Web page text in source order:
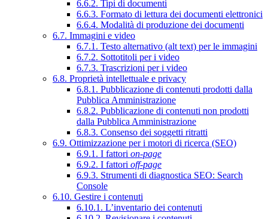
6.6.2. Tipi di documenti
6.6.3. Formato di lettura dei documenti elettronici
6.6.4. Modalità di produzione dei documenti
6.7. Immagini e video
6.7.1. Testo alternativo (alt text) per le immagini
6.7.2. Sottotitoli per i video
6.7.3. Trascrizioni per i video
6.8. Proprietà intellettuale e privacy
6.8.1. Pubblicazione di contenuti prodotti dalla
Pubblica Amministrazione
6.8.2. Pubblicazione di contenuti non prodotti
dalla Pubblica Amministrazione
6.8.3. Consenso dei soggetti ritratti
6.9. Ottimizzazione per i motori di ricerca (SEO)
6.9.1. I fattori on-page
6.9.2. I fattori off-page
6.9.3. Strumenti di diagnostica SEO: Search
Console
6.10. Gestire i contenuti
6.10.1. L’inventario dei contenuti